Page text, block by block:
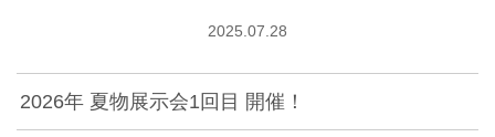
2025.07.28
2026年 夏物展示会1回目 開催！